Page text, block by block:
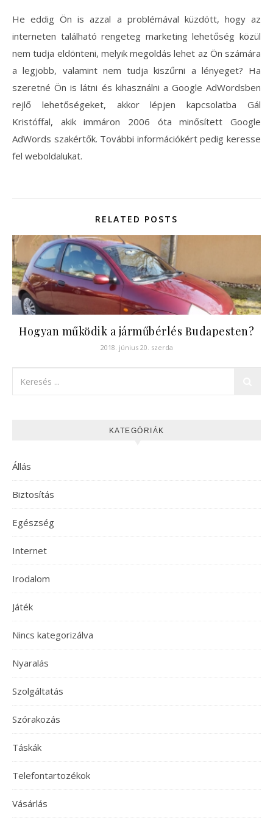
He eddig Ön is azzal a problémával küzdött, hogy az
interneten található rengeteg marketing lehetőség közül
nem tudja eldönteni, melyik megoldás lehet az Ön számára
a legjobb, valamint nem tudja kiszűrni a lényeget? Ha
szeretné Ön is látni és kihasználni a Google AdWordsben
rejlő lehetőségeket, akkor lépjen kapcsolatba Gál
Kristóffal, akik immáron 2006 óta minősített Google
AdWords szakértők. További információkért pedig keresse
fel weboldalukat.
RELATED POSTS
Hogyan működik a járműbérlés Budapesten?
2018. június 20. szerda
KATEGÓRIÁK
Állás
Biztosítás
Egészség
Internet
Irodalom
Játék
Nincs kategorizálva
Nyaralás
Szolgáltatás
Szórakozás
Táskák
Telefontartozékok
Vásárlás